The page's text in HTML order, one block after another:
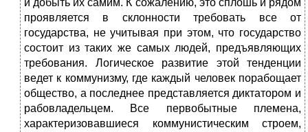
и добыть их самим. К сожалению, это сплошь и рядом
проявляется в склонности требовать все от
государства, не учитывая при этом, что государство
состоит из таких же самых людей, предъявляющих
требования. Логическое развитие этой тенденции
ведет к коммунизму, где каждый человек порабощает
общество, а последнее представляется диктатором и
рабовладельцем. Все первобытные племена,
характеризовавшиеся коммунистическим строем,